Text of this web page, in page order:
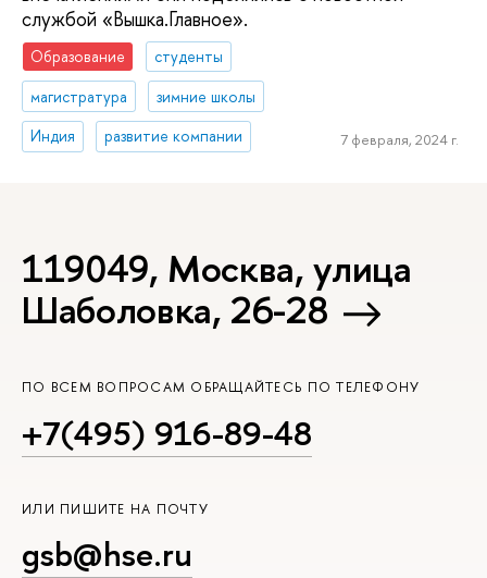
службой «Вышка.Главное».
Образование
студенты
магистратура
зимние школы
Индия
развитие компании 7 февраля, 2024 г.
119049, Москва, улица
Шаболовка, 26-28
ПО ВСЕМ ВОПРОСАМ ОБРАЩАЙТЕСЬ ПО ТЕЛЕФОНУ
+7(495) 916-89-48
ИЛИ ПИШИТЕ НА ПОЧТУ
gsb@hse.ru